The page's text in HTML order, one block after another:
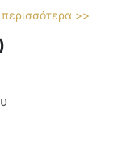
περισσότερα >>